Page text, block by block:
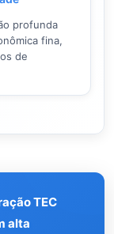
profunda
fina,
de
TEC
alta